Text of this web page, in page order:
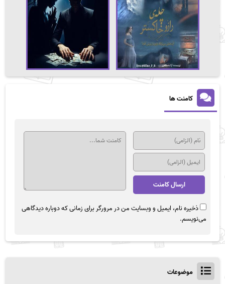
کامنت ها
ذخیره نام، ایمیل و وبسایت من در مرورگر برای زمانی که دوباره دیدگاهی
می‌نویسم.
موضوعات